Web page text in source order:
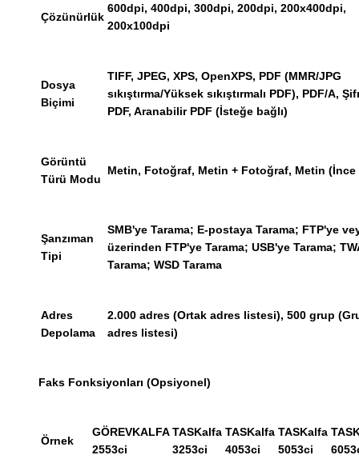
Çözünürlük
600dpi, 400dpi, 300dpi, 200dpi, 200x400dpi,
200x100dpi
Dosya
Biçimi
TIFF, JPEG, XPS, OpenXPS, PDF (MMR/JPG
sıkıştırma/Yüksek sıkıştırmalı PDF), PDF/A,
PDF, Aranabilir PDF (İsteğe bağlı)
Görüntü
Türü Modu
Metin, Fotoğraf, Metin + Fotoğraf, Metin (İnce
Şanzıman
Tipi
SMB'ye Tarama; E-postaya Tarama; FTP'ye
üzerinden FTP'ye Tarama; USB'ye Tarama;
Tarama; WSD Tarama
Adres
Depolama
2.000 adres (Ortak adres listesi), 500 grup
adres listesi)
Faks Fonksiyonları (Opsiyonel)
Örnek
GÖREVKALFA
2553ci
TASKalfa
3253ci
TASKalfa
4053ci
TASKalfa
5053ci